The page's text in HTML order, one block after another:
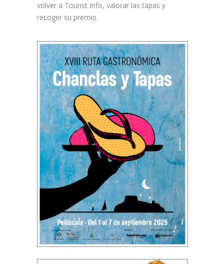
volver a Tourist Info, valorar las tapas y
recoger su premio.